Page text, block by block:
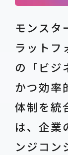
モンスタ
ラット
の「ビジ
かつ効率
体制を統
は、企業
ンジコン